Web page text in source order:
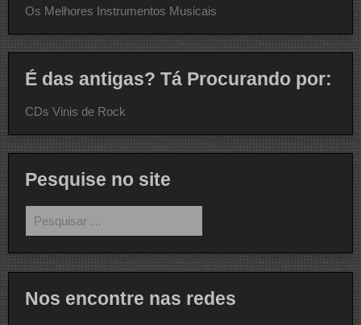
Os Melhores Instrumentos Musicais
É das antigas? Tá Procurando por:
CDs Vinis de Rock
Pesquise no site
por:
Nos encontre nas redes